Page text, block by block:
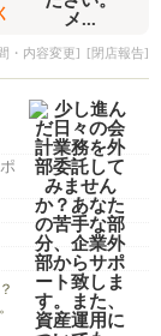
・内容変更] [閉店報告]